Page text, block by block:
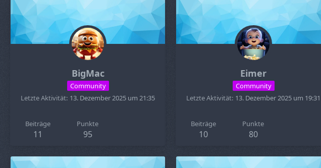
BigMac
Community
Letzte Aktivität 13. Dezember 2025 um 21:35
Beiträge
11
Punkte
95
Eimer
Community
Letzte Aktivität 13. Dezember 2025 um 19:31
Beiträge
10
Punkte
80